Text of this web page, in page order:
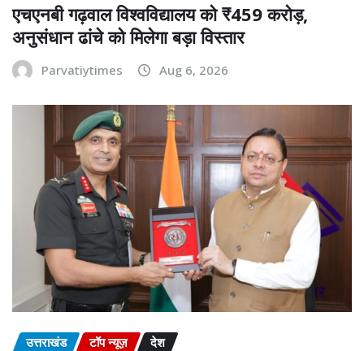
एचएनबी गढ़वाल विश्वविद्यालय को ₹459 करोड़,
अनुसंधान ढांचे को मिलेगा बड़ा विस्तार
Parvatiytimes Aug 6, 2026
उत्तराखंड टॉप न्यूज़ देश